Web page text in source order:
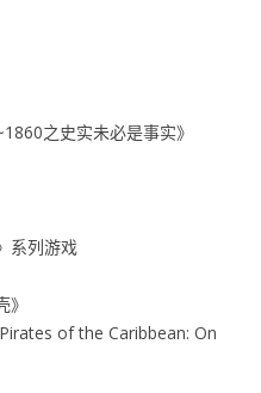
之史实未必是事实》
系列游戏
of the Caribbean: On